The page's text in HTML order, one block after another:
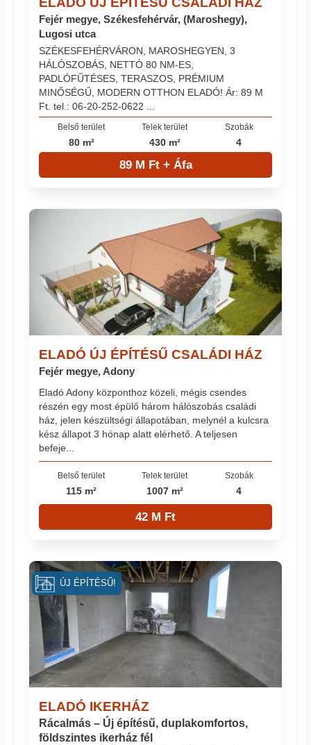
Fejér megye, Székesfehérvár, (Maroshegy),
Lugosi utca
SZÉKESFEHÉRVÁRON, MAROSHEGYEN, 3
HÁLÓSZOBÁS, NETTÓ 80 NM-ES,
PADLÓFŰTÉSES, TERASZOS, PRÉMIUM
MINŐSÉGŰ, MODERN OTTHON ELADÓ! Ár: 89 M
Ft. tel.: 06-20-252-0622 ...
Belső terület
80 m²
Telek terület
430 m²
Szobák
4
89 M Ft + Áfa
ELADÓ ÚJ ÉPÍTÉSŰ CSALÁDI HÁZ
Fejér megye, Adony
Eladó Adony központhoz közeli, mégis csendes
részén egy most épülő három hálószobás családi
ház, jelen készültségi állapotában, melynél a kulcsra
kész állapot 3 hónap alatt elérhető. A teljesen
befeje...
Belső terület
115 m²
Telek terület
1007 m²
Szobák
4
42 M Ft
ELADÓ IKERHÁZ
Rácalmás – Új építésű, duplakomfortos,
földszintes ikerház fél
ÚJ ÉPÍTÉSŰ!